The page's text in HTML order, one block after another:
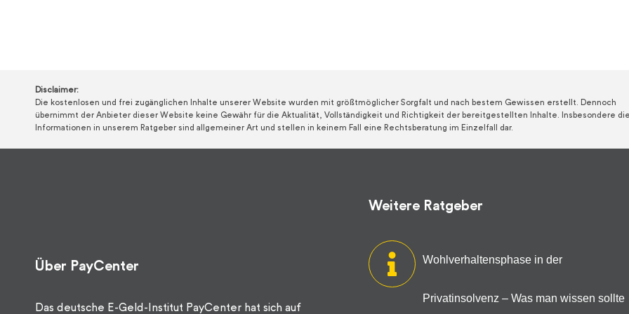
Disclaimer:
Die kostenlosen und frei zugänglichen Inhalte unserer Website wurden mit größtmöglicher Sorgfalt und nach bestem Gewissen erstellt. Dennoch
übernimmt der Anbieter dieser Website keine Gewähr für die Aktualität, Vollständigkeit und Richtigkeit der bereitgestellten Inhalte. Insbesondere
Informationen in unserem Ratgeber sind allgemeiner Art und stellen in keinem Fall eine Rechtsberatung im Einzelfall dar.​
Über PayCenter
Das deutsche E-Geld-Institut PayCenter hat sich auf
Weitere Ratgeber
Wohlverhaltensphase in der
Privatinsolvenz – Was man wissen sollte